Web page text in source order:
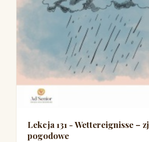
Lekcja 131 - Wettereignisse –
pogodowe